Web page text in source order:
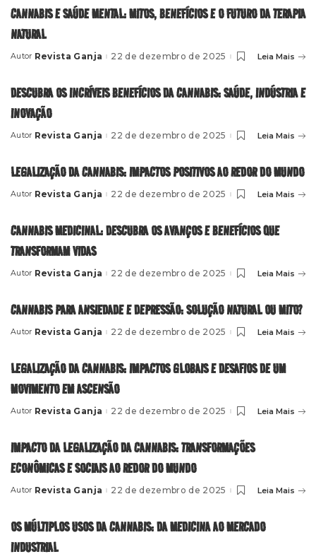
CANNABIS E SAÚDE MENTAL: MITOS, BENEFÍCIOS E O FUTURO DA TERAPIA
NATURAL
Posted
Autor Revista Ganja 22 de dezembro de 2025 Leia Mais
DESCUBRA OS INCRÍVEIS BENEFÍCIOS DA CANNABIS: SAÚDE, INDÚSTRIA E
INOVAÇÃO
Posted
Autor Revista Ganja 22 de dezembro de 2025 Leia Mais
LEGALIZAÇÃO DA CANNABIS: IMPACTOS POSITIVOS AO REDOR DO MUNDO
Posted
Autor Revista Ganja 22 de dezembro de 2025 Leia Mais
CANNABIS MEDICINAL: DESCUBRA OS AVANÇOS E BENEFÍCIOS QUE
TRANSFORMAM VIDAS
Posted
Autor Revista Ganja 22 de dezembro de 2025 Leia Mais
CANNABIS PARA ANSIEDADE E DEPRESSÃO: SOLUÇÃO NATURAL OU MITO?
Posted
Autor Revista Ganja 22 de dezembro de 2025 Leia Mais
LEGALIZAÇÃO DA CANNABIS: IMPACTOS GLOBAIS E DESAFIOS DE UM
MOVIMENTO EM ASCENSÃO
Posted
Autor Revista Ganja 22 de dezembro de 2025 Leia Mais
IMPACTO DA LEGALIZAÇÃO DA CANNABIS: TRANSFORMAÇÕES
ECONÔMICAS E SOCIAIS AO REDOR DO MUNDO
Posted
Autor Revista Ganja 22 de dezembro de 2025 Leia Mais
OS MÚLTIPLOS USOS DA CANNABIS: DA MEDICINA AO MERCADO
INDUSTRIAL